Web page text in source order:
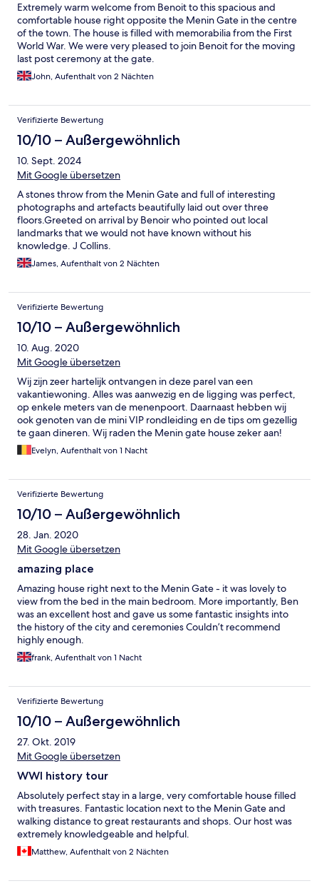
Extremely warm welcome from Benoit to this spacious and
comfortable house right opposite the Menin Gate in the centre
of the town. The house is filled with memorabilia from the First
World War. We were very pleased to join Benoit for the moving
last post ceremony at the gate.
John, Aufenthalt von 2 Nächten
Verifizierte Bewertung
10/10 – Außergewöhnlich
10. Sept. 2024
Mit Google übersetzen
A stones throw from the Menin Gate and full of interesting
photographs and artefacts beautifully laid out over three
floors.Greeted on arrival by Benoir who pointed out local
landmarks that we would not have known without his
knowledge. J Collins.
James, Aufenthalt von 2 Nächten
Verifizierte Bewertung
10/10 – Außergewöhnlich
10. Aug. 2020
Mit Google übersetzen
Wij zijn zeer hartelijk ontvangen in deze parel van een
vakantiewoning. Alles was aanwezig en de ligging was perfect,
op enkele meters van de menenpoort. Daarnaast hebben wij
ook genoten van de mini VIP rondleiding en de tips om gezellig
te gaan dineren. Wij raden the Menin gate house zeker aan!
Evelyn, Aufenthalt von 1 Nacht
Verifizierte Bewertung
10/10 – Außergewöhnlich
28. Jan. 2020
Mit Google übersetzen
amazing place
Amazing house right next to the Menin Gate - it was lovely to
view from the bed in the main bedroom. More importantly, Ben
was an excellent host and gave us some fantastic insights into
the history of the city and ceremonies Couldn’t recommend
highly enough.
frank, Aufenthalt von 1 Nacht
Verifizierte Bewertung
10/10 – Außergewöhnlich
27. Okt. 2019
Mit Google übersetzen
WWI history tour
Absolutely perfect stay in a large, very comfortable house filled
with treasures. Fantastic location next to the Menin Gate and
walking distance to great restaurants and shops. Our host was
extremely knowledgeable and helpful.
Matthew, Aufenthalt von 2 Nächten